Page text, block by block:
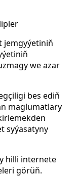
jemgyýetiniň
we azar
bes ediň
maglumatlary
syýasatyny
hilli internete
görüň.